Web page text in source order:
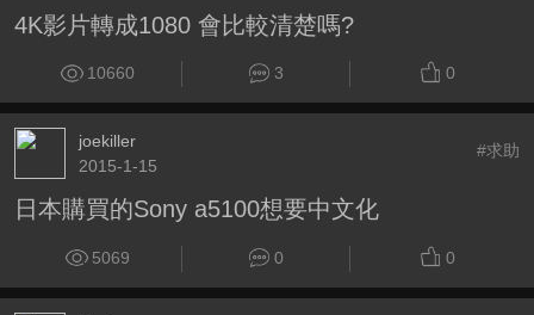
4K影片轉成1080 會比較清楚嗎?
10660 3 0
joekiller
2015-1-15
#求助
日本購買的Sony a5100想要中文化
5069 0 0